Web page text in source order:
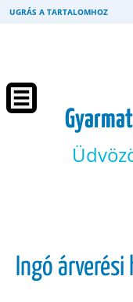
UGRÁS A TARTALOMHOZ
Ingó